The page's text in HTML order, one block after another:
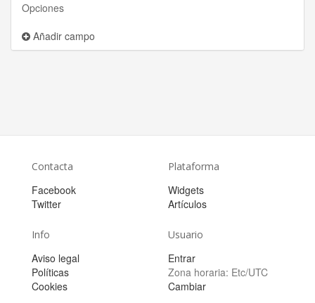
Opciones
Añadir campo
Contacta
Facebook
Twitter
Plataforma
Widgets
Artículos
Info
Aviso legal
Políticas
Cookies
Usuario
Entrar
Zona horaria: Etc/UTC
Cambiar